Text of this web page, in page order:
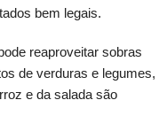
bem legais.
reaproveitar sobras
de verduras e legumes,
e da salada são